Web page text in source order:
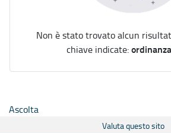
Non è stato trovato alcun
chiave indicate:
Ascolta
Valuta questo sito